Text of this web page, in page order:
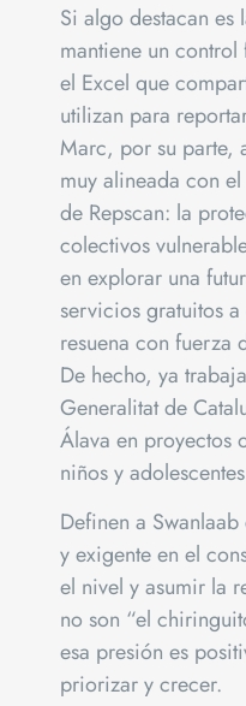
Si algo destacan
mantiene un
el Excel que
utilizan para
Marc, por su parte,
muy alineada con
de Repscan: la
colectivos
en explorar una
servicios gratuitos
resuena con fuerza
De hecho, ya
Generalitat de
Álava en proyectos
niños y
Definen a
y exigente en el
el nivel y asumir la
no son “el
esa presión es
priorizar y crecer.